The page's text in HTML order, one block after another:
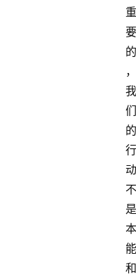
重
要
的
，
我
们
的
行
动
不
是
本
能
和